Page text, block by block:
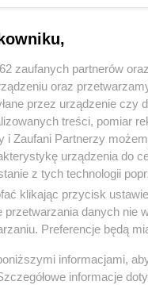
Polityka
zaufanych partnerów
oraz
przez urządzenie czy
treści, pomiar
i Zaufani Partnerzy
urządzenia do
z tych technologii
klikając przycisk
przetwarzania danych nie
Preferencje będą
informacjami,
informacje